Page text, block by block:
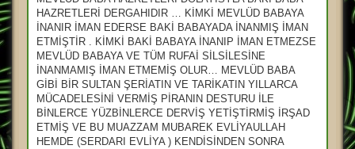
HAZRETLERİ DERGAHIDIR … KİMKİ MEVLÜD BABAYA
İNANIR İMAN EDERSE BAKİ BABAYADA İNANMIŞ İMAN
ETMİŞTİR . KİMKİ BAKİ BABAYA İNANIP İMAN ETMEZSE
MEVLÜD BABAYA VE TÜM RUFAİ SİLSİLESİNE
İNANMAMIŞ İMAN ETMEMİŞ OLUR… MEVLÜD BABA
GİBİ BİR SULTAN ŞERİATIN VE TARİKATIN YILLARCA
MÜCADELESİNİ VERMİŞ PİRANIN DESTURU İLE
BİNLERCE YÜZBİNLERCE DERVİŞ YETİŞTİRMİŞ İRŞAD
ETMİŞ VE BU MUAZZAM MUBAREK EVLİYAULLAH
HEMDE (SERDARI EVLİYA ) KENDİSİNDEN SONRA